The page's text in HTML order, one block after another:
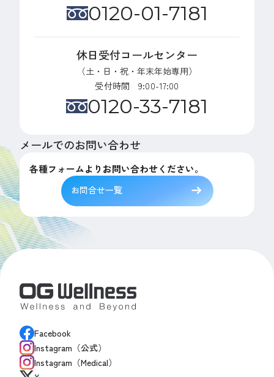
0120-01-7181
休日受付コールセンター
（土・日・祝・年末年始専用）
受付時間 9:00-17:00
0120-33-7181
メールでのお問い合わせ
各種フォームよりお問い合わせください。
お問合せ一覧
Facebook
Instagram（公式）
Instagram（Medical）